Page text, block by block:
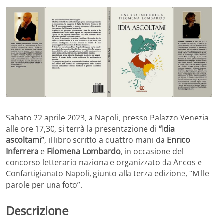
Sabato 22 aprile 2023, a Napoli, presso Palazzo Venezia
alle ore 17,30, si terrà la presentazione di “Idia
ascoltami”, il libro scritto a quattro mani da Enrico
Inferrera e Filomena Lombardo, in occasione del
concorso letterario nazionale organizzato da Ancos e
Confartigianato Napoli, giunto alla terza edizione, “Mille
parole per una foto”.
Descrizione